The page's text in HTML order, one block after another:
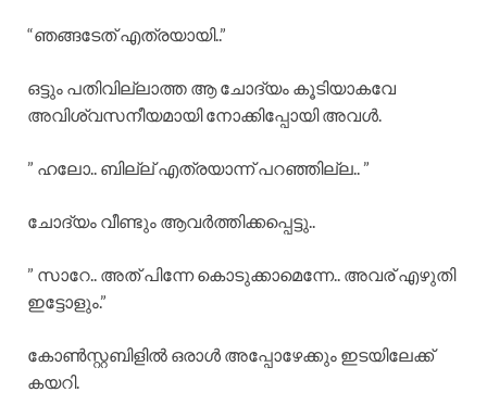
“ഞങ്ങടേത് എത്രയായി..”
ഒട്ടും പതിവില്ലാത്ത ആ ചോദ്യം കൂടിയാകവേ
അവിശ്വസനീയമായി നോക്കിപ്പോയി അവൾ.
” ഹലോ.. ബില്ല് എത്രയാന്ന് പറഞ്ഞില്ല.. ”
ചോദ്യം വീണ്ടും ആവർത്തിക്കപ്പെട്ടു..
” സാറേ.. അത് പിന്നേ കൊടുക്കാമെന്നേ.. അവര് എഴുതി
ഇട്ടോളും.”
കോൺസ്റ്റബിളിൽ ഒരാൾ അപ്പോഴേക്കും ഇടയിലേക്ക്
കയറി.